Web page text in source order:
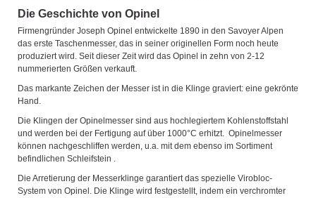
Die Geschichte von Opinel
Firmengründer Joseph Opinel entwickelte 1890 in den Savoyer Alpen
das erste Taschenmesser, das in seiner originellen Form noch heute
produziert wird. Seit dieser Zeit wird das Opinel in zehn von 2-12
nummerierten Größen verkauft.
Das markante Zeichen der Messer ist in die Klinge graviert: eine gekrönte
Hand.
Die Klingen der Opinelmesser sind aus hochlegiertem Kohlenstoffstahl
und werden bei der Fertigung auf über 1000°C erhitzt. Opinelmesser
können nachgeschliffen werden, u.a. mit dem ebenso im Sortiment
befindlichen Schleifstein .
Die Arretierung der Messerklinge garantiert das spezielle Virobloc-
System von Opinel. Die Klinge wird festgestellt, indem ein verchromter